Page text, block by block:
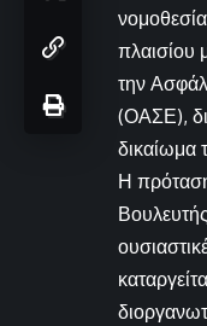
πλαισίου
την
(ΟΑΣΕ),
δικαίωμα
Η